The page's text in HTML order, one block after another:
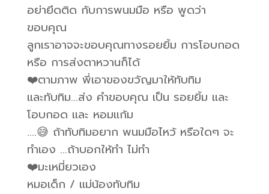
อย่ายึดติด กับการพนมมือ หรือ พูดว่า
ขอบคุณ
ลูกเราอาจจะขอบคุณทางรอยยิ้ม การโอบกอด
หรือ การส่งตาหวานก็ได้
❤️ตามภาพ พี่เอาของขวัญมาให้ทับทิม
และทับทิม…ส่ง คำขอบคุณ เป็น รอยยิ้ม และ
โอบกอด และ หอมแก้ม
….😅 ถ้าทับทิมอยาก พนมมือไหว้ หรือใดๆ จะ
ทำเอง …ถ้าบอกให้ทำ ไม่ทำ
❤️มะเหมี่ยวเอง
หมอเด็ก / แม่น้องทับทิม